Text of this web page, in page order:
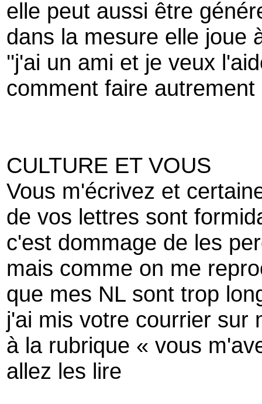
elle peut aussi être
dans la mesure elle joue
''j'ai un ami et je veux
comment faire autrement
CULTURE ET VOUS
Vous m'écrivez et
de vos lettres sont
c'est dommage de les
mais comme on me
que mes NL sont trop
j'ai mis votre courrier sur
à la rubrique « vous
allez les lire